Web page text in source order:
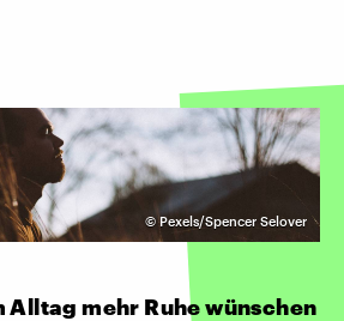
©Pexels/Spencer Selover
Alltag mehr Ruhe wünschen